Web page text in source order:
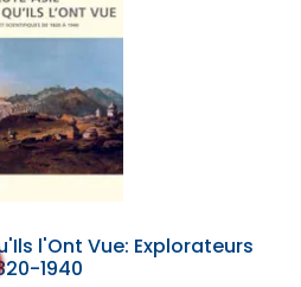
l'Ont Vue: Explorateurs
1940